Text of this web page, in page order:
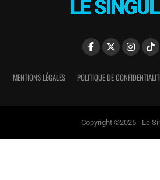
MENTIONS LÉGALES POLITIQUE DE
Copyright ©2025 - Le